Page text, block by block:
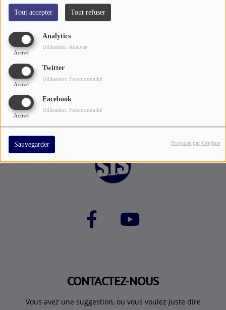
Tout accepter Tout refuser
Analytics
Activé
Utilisation: Analyse
Twitter
Activé
Utilisation: Fonctionnalité
Facebook
Activé
Utilisation: Fonctionnalité
Sauvegarder Propulsé par Orejime
Écouter le podcast
L'Orgasme Acoustique
LOUIS CHEDID - Les Battements Du Cœur
CONTACTEZ-NOUS
Vous avez une suggestion, ou vous voulez juste dire